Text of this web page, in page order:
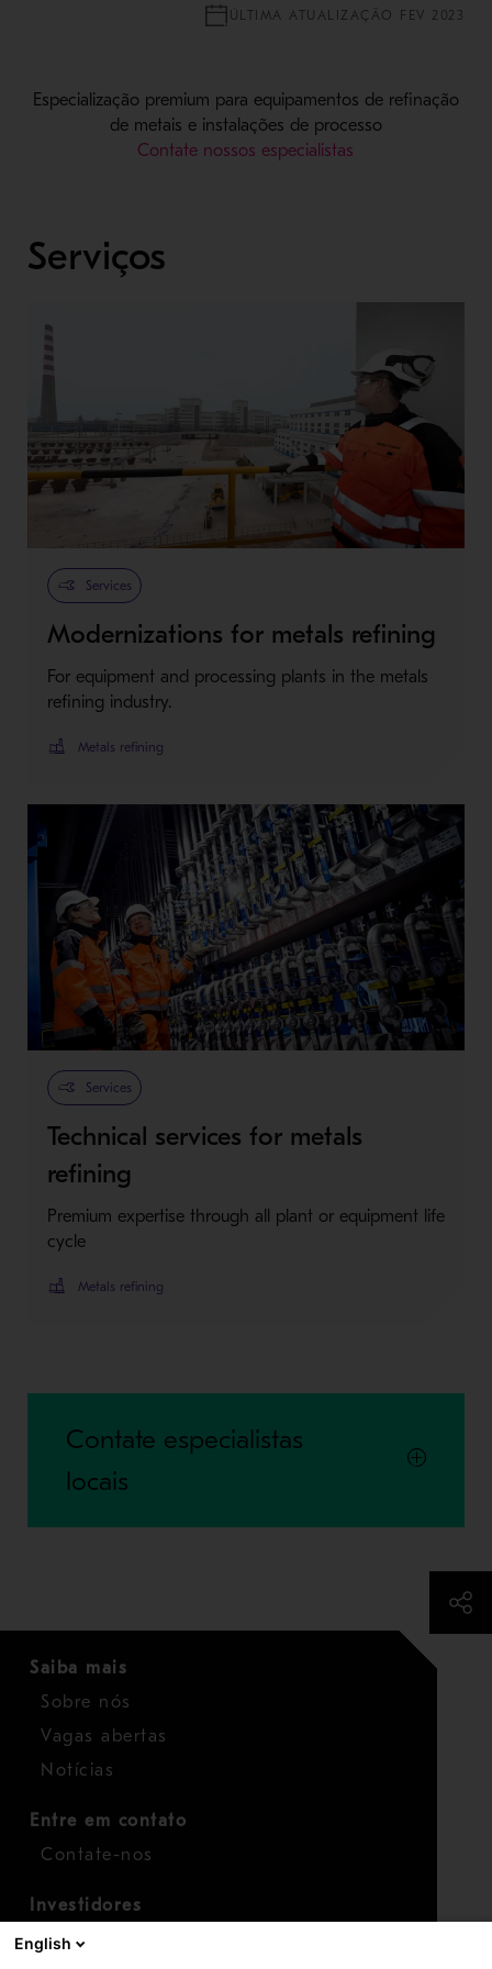
ÚLTIMA ATUALIZAÇÃO FEV 2023
Especialização premium para equipamentos de refinação
de metais e instalações de processo
Contate nossos especialistas
Serviços
Services
Modernizations for metals refining
For equipment and processing plants in the metals
refining industry.
Metals refining
Services
Technical services for metals
refining
Premium expertise through all plant or equipment life
cycle
Metals refining
Contate especialistas
locais
Saiba mais
Sobre nós
Vagas abertas
Notícias
Entre em contato
Contate-nos
Investidores
Calendário para investidores
English